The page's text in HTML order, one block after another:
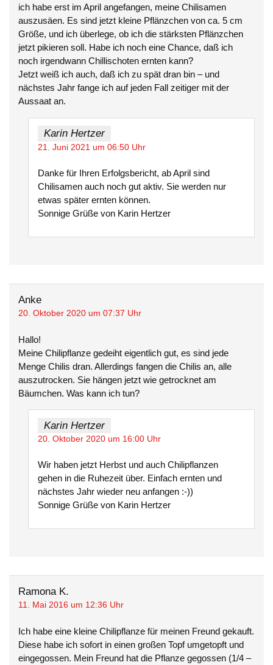
ich habe erst im April angefangen, meine Chilisamen
auszusäen. Es sind jetzt kleine Pflänzchen von ca. 5 cm
Größe, und ich überlege, ob ich die stärksten Pflänzchen
jetzt pikieren soll. Habe ich noch eine Chance, daß ich
noch irgendwann Chillischoten ernten kann?
Jetzt weiß ich auch, daß ich zu spät dran bin – und
nächstes Jahr fange ich auf jeden Fall zeitiger mit der
Aussaat an.
Karin Hertzer
21. Juni 2021 um 06:50 Uhr
Danke für Ihren Erfolgsbericht, ab April sind
Chilisamen auch noch gut aktiv. Sie werden nur
etwas später ernten können.
Sonnige Grüße von Karin Hertzer
Anke
20. Oktober 2020 um 07:37 Uhr
Hallo!
Meine Chilipflanze gedeiht eigentlich gut, es sind jede
Menge Chilis dran. Allerdings fangen die Chilis an, alle
auszutrocken. Sie hängen jetzt wie getrocknet am
Bäumchen. Was kann ich tun?
Karin Hertzer
20. Oktober 2020 um 16:00 Uhr
Wir haben jetzt Herbst und auch Chilipflanzen
gehen in die Ruhezeit über. Einfach ernten und
nächstes Jahr wieder neu anfangen :-))
Sonnige Grüße von Karin Hertzer
Ramona K.
11. Mai 2016 um 12:36 Uhr
Ich habe eine kleine Chilipflanze für meinen Freund gekauft.
Diese habe ich sofort in einen großen Topf umgetopft und
eingegossen. Mein Freund hat die Pflanze gegossen (1/4 –